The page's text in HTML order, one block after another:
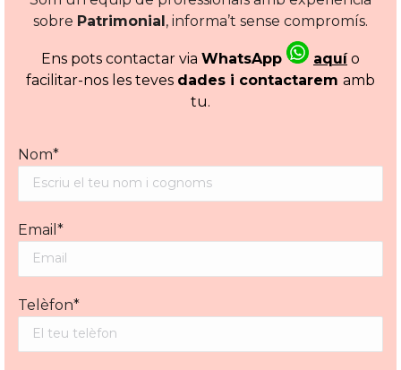
sobre Patrimonial, informa’t sense compromís.
Ens pots contactar via WhatsApp aquío
facilitar-nos les teves dades i contactarem amb
tu.
Nom*
Email*
Telèfon*